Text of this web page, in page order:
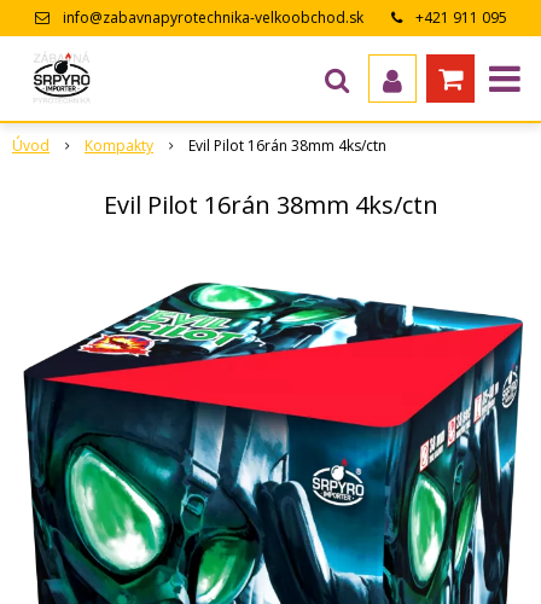
info@zabavnapyrotechnika-velkoobchod.sk
+421 911 095
Úvod Kompakty Evil Pilot 16rán 38mm 4ks/ctn
Evil Pilot 16rán 38mm 4ks/ctn